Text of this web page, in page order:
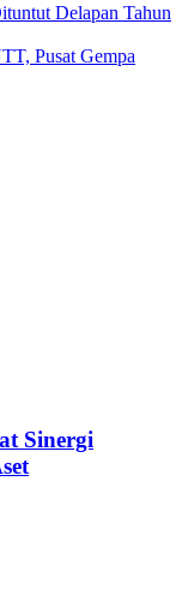
Delapan Tahun
Pusat Gempa
Sinergi